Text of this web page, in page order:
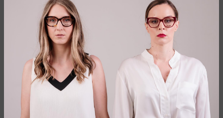
LUKSUZNI BREND KOJI OBLAČI OD GLAVE
DO PETE
Salvatore Ferragamo jedan je od najpoznatijih italijanskih